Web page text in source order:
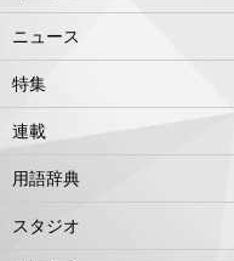
ニュース
特集
連載
用語辞典
スタジオ